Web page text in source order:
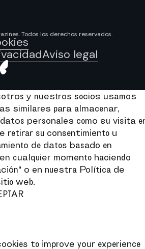
Todos los derechos reservados.
Aviso legal
y nuestros socios usamos
similares para almacenar,
personales como su visita
retirar su consentimiento u
de datos basado en
cualquier momento haciendo
o en nuestra Política de
web.
to improve your experience